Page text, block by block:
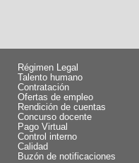
Régimen Legal
Talento humano
Contratación
Ofertas de empleo
Rendición de cuentas
Concurso docente
Pago Virtual
Control interno
Calidad
Buzón de notificaciones